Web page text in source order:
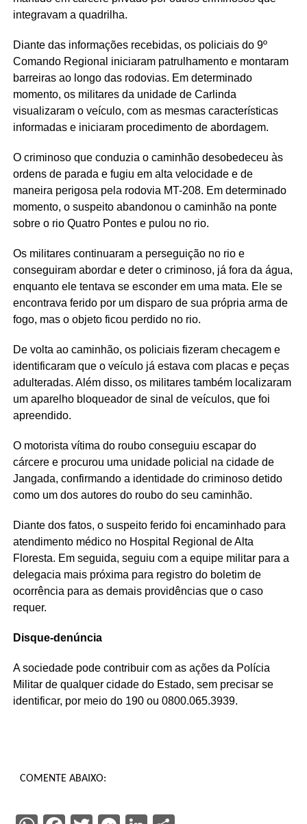
integravam a quadrilha.
Diante das informações recebidas, os policiais do 9º
Comando Regional iniciaram patrulhamento e montaram
barreiras ao longo das rodovias. Em determinado
momento, os militares da unidade de Carlinda
visualizaram o veículo, com as mesmas características
informadas e iniciaram procedimento de abordagem.
O criminoso que conduzia o caminhão desobedeceu às
ordens de parada e fugiu em alta velocidade e de
maneira perigosa pela rodovia MT-208. Em determinado
momento, o suspeito abandonou o caminhão na ponte
sobre o rio Quatro Pontes e pulou no rio.
Os militares continuaram a perseguição no rio e
conseguiram abordar e deter o criminoso, já fora da água,
enquanto ele tentava se esconder em uma mata. Ele se
encontrava ferido por um disparo de sua própria arma de
fogo, mas o objeto ficou perdido no rio.
De volta ao caminhão, os policiais fizeram checagem e
identificaram que o veículo já estava com placas e peças
adulteradas. Além disso, os militares também localizaram
um aparelho bloqueador de sinal de veículos, que foi
apreendido.
O motorista vítima do roubo conseguiu escapar do
cárcere e procurou uma unidade policial na cidade de
Jangada, confirmando a identidade do criminoso detido
como um dos autores do roubo do seu caminhão.
Diante dos fatos, o suspeito ferido foi encaminhado para
atendimento médico no Hospital Regional de Alta
Floresta. Em seguida, seguiu com a equipe militar para a
delegacia mais próxima para registro do boletim de
ocorrência para as demais providências que o caso
requer.
Disque-denúncia
A sociedade pode contribuir com as ações da Polícia
Militar de qualquer cidade do Estado, sem precisar se
identificar, por meio do 190 ou 0800.065.3939.
COMENTE ABAIXO: